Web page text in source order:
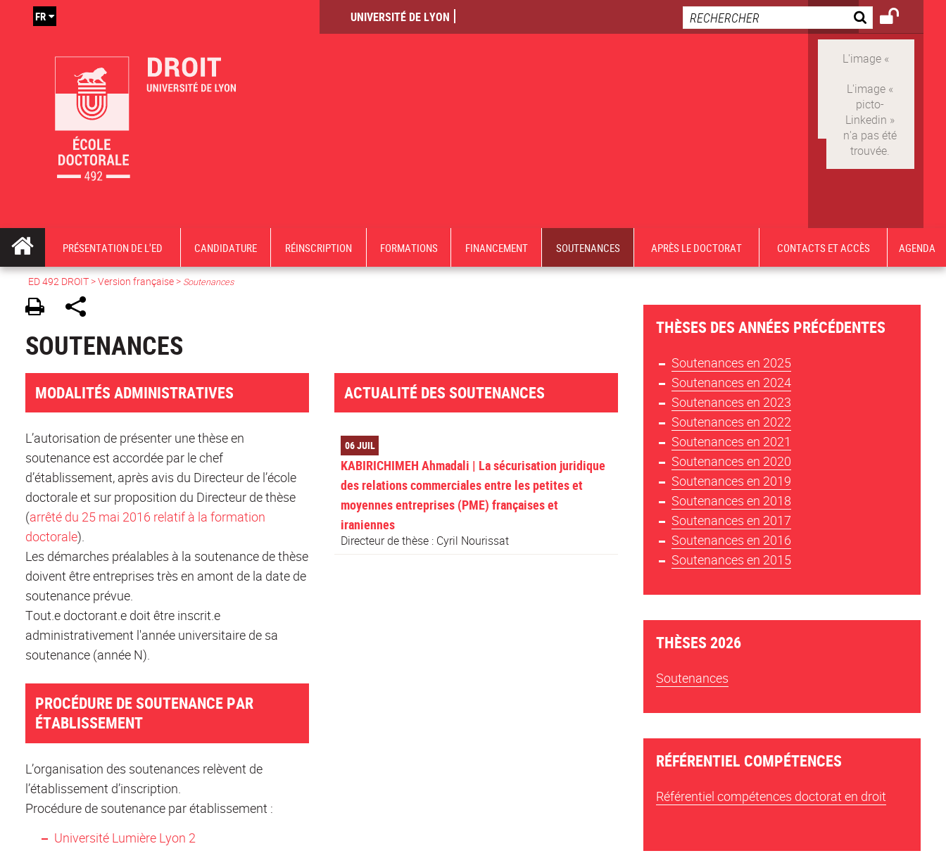
UNIVERSITÉ DE LYON
FR
PRÉSENTATION DE L'ED CANDIDATURE RÉINSCRIPTION FORMATIONS FINANCEMENT SOUTENANCES APRÈS LE DOCTORAT CONTACTS ET ACCÈS AGENDA
ED 492 DROIT>Version française> Soutenances
SOUTENANCES
MODALITÉS ADMINISTRATIVES
L’autorisation de présenter une thèse en
soutenance est accordée par le chef
d’établissement, après avis du Directeur de l’école
doctorale et sur proposition du Directeur de thèse
(arrêté du 25 mai 2016 relatif à la formation
doctorale).
Les démarches préalables à la soutenance de thèse
doivent être entreprises très en amont de la date de
soutenance prévue.
Tout.e doctorant.e doit être inscrit.e
administrativement l'année universitaire de sa
soutenance (année N).
PROCÉDURE DE SOUTENANCE PAR
ÉTABLISSEMENT
L’organisation des soutenances relèvent de
l’établissement d’inscription.
Procédure de soutenance par établissement :
Université Lumière Lyon 2
ACTUALITÉ DES SOUTENANCES
06 JUIL
KABIRICHIMEH Ahmadali | La sécurisation juridique
des relations commerciales entre les petites et
moyennes entreprises (PME) françaises et
iraniennes
Directeur de thèse : Cyril Nourissat
THÈSES DES ANNÉES PRÉCÉDENTES
Soutenances en 2025
Soutenances en 2024
Soutenances en 2023
Soutenances en 2022
Soutenances en 2021
Soutenances en 2020
Soutenances en 2019
Soutenances en 2018
Soutenances en 2017
Soutenances en 2016
Soutenances en 2015
THÈSES 2026
Soutenances
RÉFÉRENTIEL COMPÉTENCES
Référentiel compétences doctorat en droit